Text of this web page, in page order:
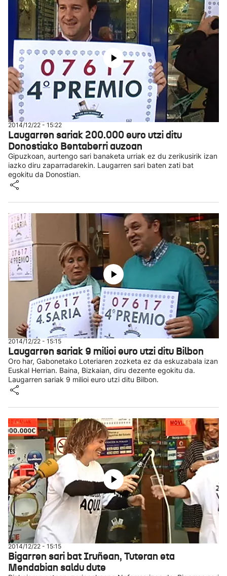
2014/12/22 - 15:22
Laugarren sariak 200.000 euro utzi ditu
Donostiako Bentaberri auzoan
Gipuzkoan, aurtengo sari banaketa urriak ez du zerikusirik izan
iazko diru zaparradarekin. Laugarren sari baten zati bat
egokitu da Donostian.
2014/12/22 - 15:15
Laugarren sariak 9 milioi euro utzi ditu Bilbon
Oro har, Gabonetako Loteriaren zozketa ez da eskuzabala izan
Euskal Herrian. Baina, Bizkaian, diru dezente egokitu da.
Laugarren sariak 9 milioi euro utzi ditu Bilbon.
2014/12/22 - 15:15
Bigarren sari bat Iruñean, Tuteran eta
Mendabian saldu dute